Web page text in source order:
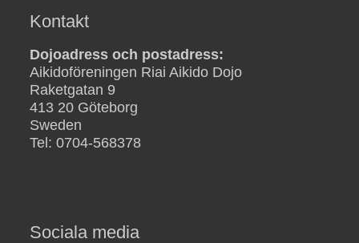
Kontakt
Dojoadress och postadress:
Aikidoföreningen Riai Aikido Dojo
Raketgatan 9
413 20 Göteborg
Sweden
Tel: 0704-568378
Sociala media